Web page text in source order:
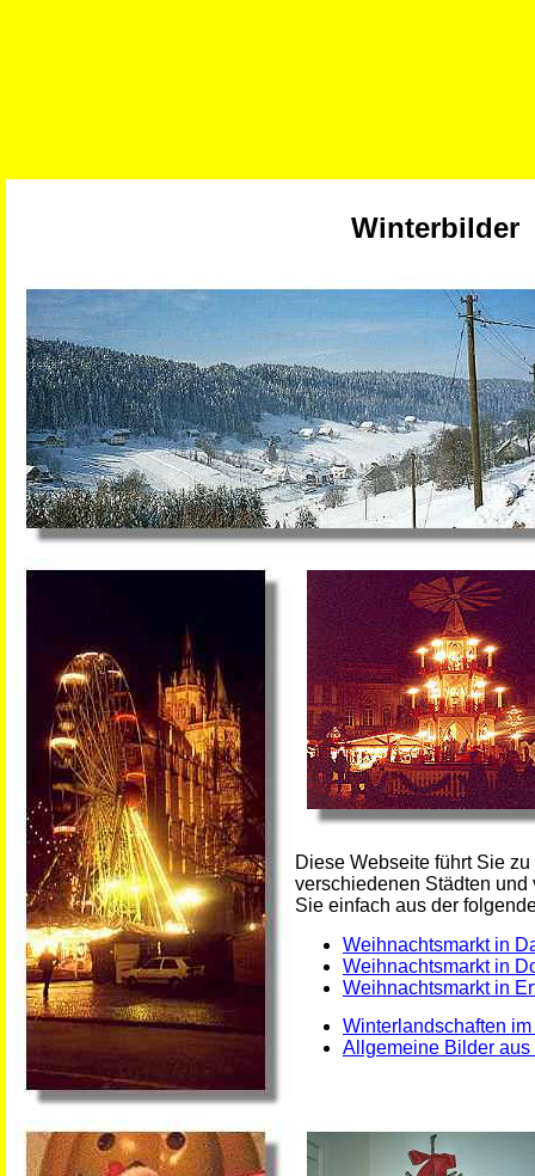
Winterbilder
Diese Webseite führt Sie
verschiedenen Städten
Sie einfach aus der
Weihnachtsmarkt in
Weihnachtsmarkt in
Weihnachtsmarkt in
Winterlandschaften
Allgemeine Bilder